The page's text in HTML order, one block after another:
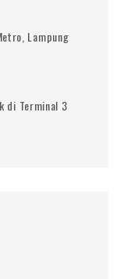
Lampung
di Terminal 3